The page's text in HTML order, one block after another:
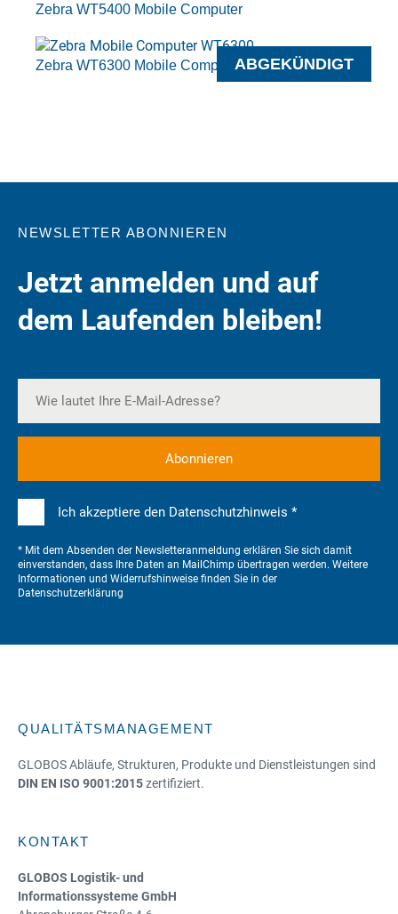
Zebra WT5400 Mobile Computer
ABGEKÜNDIGT
Zebra WT6300 Mobile Computer
NEWSLETTER ABONNIEREN
Jetzt anmelden und auf
dem Laufenden bleiben!
Ich akzeptiere den Datenschutzhinweis *
* Mit dem Absenden der Newsletteranmeldung erklären Sie sich damit
einverstanden, dass Ihre Daten an MailChimp übertragen werden. Weitere
Informationen und Widerrufshinweise finden Sie in der
Datenschutzerklärung
QUALITÄTSMANAGEMENT
GLOBOS Abläufe, Strukturen, Produkte und Dienstleistungen sind
DIN EN ISO 9001:2015zertifiziert.
KONTAKT
GLOBOS Logistik- und
Informationssysteme GmbH